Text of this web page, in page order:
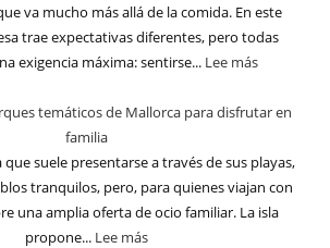
va mucho más allá de la comida. En este
trae expectativas diferentes, pero todas
exigencia máxima: sentirse... Lee más
temáticos de Mallorca para disfrutar en
familia
que suele presentarse a través de sus playas,
tranquilos, pero, para quienes viajan con
una amplia oferta de ocio familiar. La isla
propone... Lee más